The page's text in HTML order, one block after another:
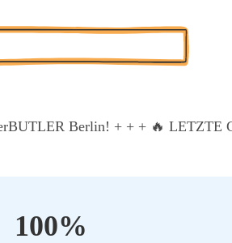
Ber­lin! + + + 🔥 LETZTE
100%